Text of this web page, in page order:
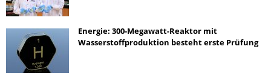
Energie: 300-Megawatt-Reaktor mit
Wasserstoffproduktion besteht erste Prüfung